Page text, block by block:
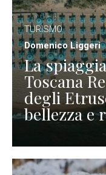
TURISMO
Domenico Liggeri
La
Toscana
degli
bellezza e